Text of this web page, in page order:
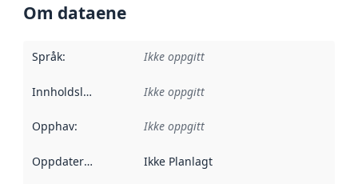
Om dataene
Språk: Ikke oppgitt
Innholdsleverandører :
Ikke oppgitt
Opphav: Ikke oppgitt
Oppdateringsfrekvens :
Ikke Planlagt